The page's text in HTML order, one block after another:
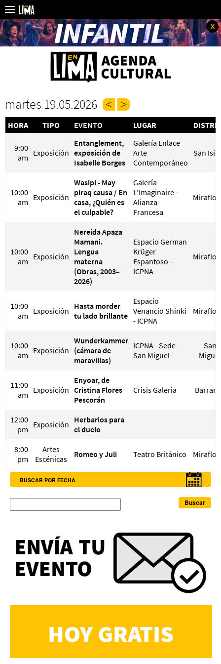
x
martes 19.05.2026
HORA TIPO EVENTO LUGAR
9:00
am Exposición
Entanglement,
exposición de
Isabelle Borges
Galería Enlace
Arte
Contemporáneo
San
10:00
am Exposición
Wasipi - May
piraq causa / En
casa, ¿Quién es
el culpable?
Galería
L'Imaginaire -
Alianza
Francesa
10:00
am Exposición
Nereida Apaza
Mamani.
Lengua
materna
(Obras, 2003–
2026)
Espacio German
Krüger
Espantoso -
ICPNA
10:00
am Exposición Hasta morder
tu lado brillante
Espacio
Venancio Shinki
- ICPNA
10:00
am Exposición
Wunderkammer
(cámara de
maravillas)
ICPNA - Sede
San Miguel
San
Miguel
11:00
am Exposición
Enyoar, de
Cristina Flores
Pescorán
Crisis Galeria
12:00
pm Exposición Herbarios para
el duelo
8:00
pm
Artes
Escénicas
Romeo y Juli Teatro Británico
BUSCAR POR FECHA
HOY GRATIS